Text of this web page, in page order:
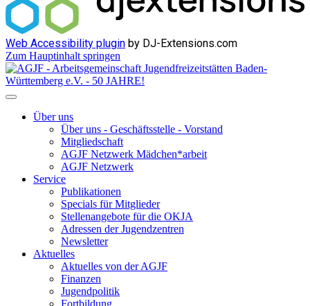
Web Accessibility plugin by DJ-Extensions.com
Zum Hauptinhalt springen
Über uns
Über uns - Geschäftsstelle - Vorstand
Mitgliedschaft
AGJF Netzwerk Mädchen*arbeit
AGJF Netzwerk
Service
Publikationen
Specials für Mitglieder
Stellenangebote für die OKJA
Adressen der Jugendzentren
Newsletter
Aktuelles
Aktuelles von der AGJF
Finanzen
Jugendpolitik
Fortbildung